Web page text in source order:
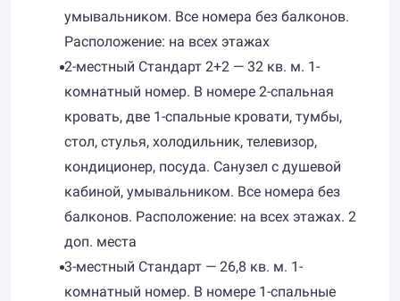
умывальником. Все номера без балконов.
Расположение: на всех этажах
2-местный Стандарт 2+2 — 32 кв. м. 1-
комнатный номер. В номере 2-спальная
кровать, две 1-спальные кровати, тумбы,
стол, стулья, холодильник, телевизор,
кондиционер, посуда. Санузел c душевой
кабиной, умывальником. Все номера без
балконов. Расположение: на всех этажах. 2
доп. места
3-местный Стандарт — 26,8 кв. м. 1-
комнатный номер. В номере 1-спальные